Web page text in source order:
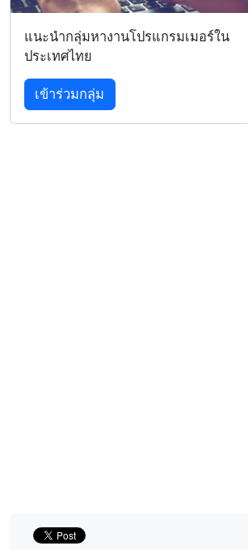
แนะนำกลุ่มหางานโปรแกรมเมอร์ใน
ประเทศไทย
เข้าร่วมกลุ่ม